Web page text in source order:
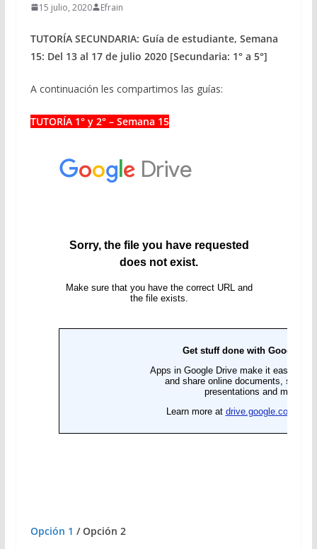
15 julio, 2020 Efrain
TUTORÍA SECUNDARIA: Guía de estudiante, Semana
15: Del 13 al 17 de julio 2020 [Secundaria: 1° a 5°]
A continuación les compartimos las guías:
TUTORÍA 1° y 2° – Semana 15
Opción 1 / Opción 2